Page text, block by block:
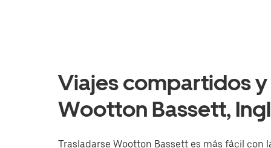
Viajes compartidos
Wootton Bassett,
Trasladarse Wootton Bassett es más fácil con